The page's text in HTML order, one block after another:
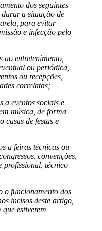
dos seguintes
a situação de
para evitar
e infecção pelo
ao entretenimento,
ou periódica,
ou recepções,
correlatas;
a eventos sociais e
música, de forma
casas de festas e
a feiras técnicas ou
convenções,
profissional, técnico
o funcionamento dos
incisos deste artigo,
estiverem